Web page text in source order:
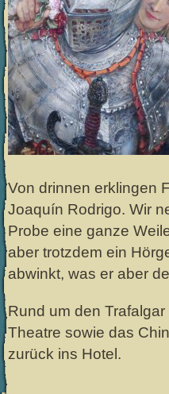
Von drinnen erklingen
Joaquín Rodrigo. Wir
Probe eine ganze
aber trotzdem ein
abwinkt, was er aber
Rund um den
Theatre sowie das
zurück ins Hotel.